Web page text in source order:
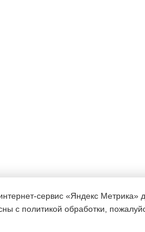
сервис «Яндекс Метрика»
с политикой обработки,